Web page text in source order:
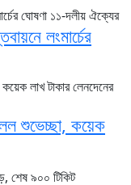
লংমার্চের
শুভেচ্ছা, কয়েক